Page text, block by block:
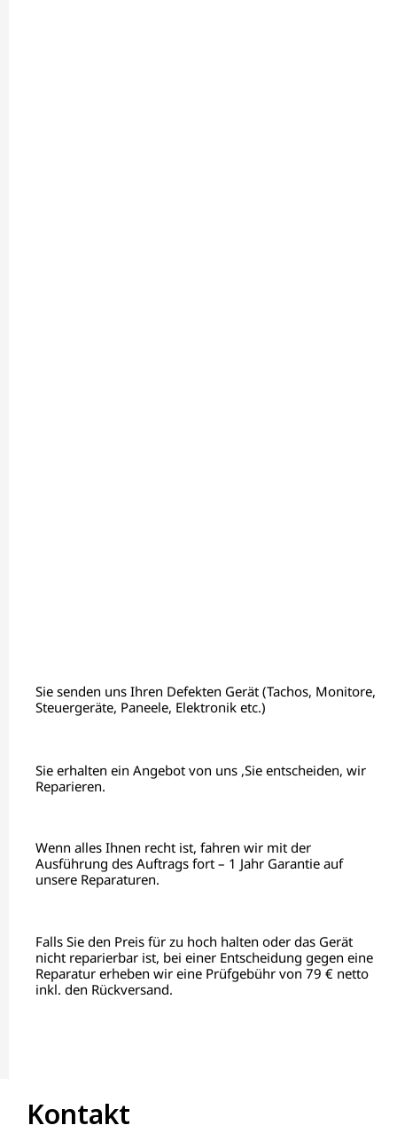
Sie senden uns Ihren Defekten Gerät (Tachos, Monitore,
Steuergeräte, Paneele, Elektronik etc.)
Sie erhalten ein Angebot von uns ,Sie entscheiden, wir
Reparieren.
Wenn alles Ihnen recht ist, fahren wir mit der
Ausführung des Auftrags fort – 1 Jahr Garantie auf
unsere Reparaturen.
Falls Sie den Preis für zu hoch halten oder das Gerät
nicht reparierbar ist, bei einer Entscheidung gegen eine
Reparatur erheben wir eine Prüfgebühr von 79 € netto
inkl. den Rückversand.
Kontakt